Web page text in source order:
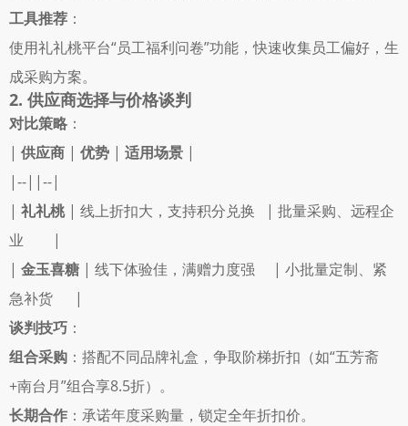
工具推荐 ：
使用礼礼桃平台“员工福利问卷”功能，快速收集员工偏好，生
成采购方案。
2. 供应商选择与价格谈判
对比策略 ：
| 供应商 | 优势 | 适用场景 |
|--||--|
| 礼礼桃 | 线上折扣大，支持积分兑换   | 批量采购、远程企
业        |
| 金玉喜糖 | 线下体验佳，满赠力度强     | 小批量定制、紧
急补货      |
谈判技巧 ：
组合采购 ：搭配不同品牌礼盒，争取阶梯折扣（如“五芳斋
+南台月”组合享8.5折）。
长期合作 ：承诺年度采购量，锁定全年折扣价。